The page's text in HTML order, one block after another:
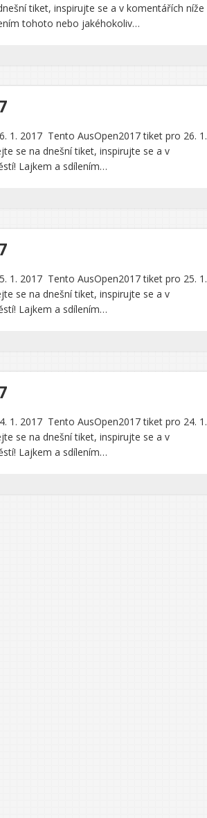
tiket, inspirujte se a v komentářích níže
tohoto nebo jakéhokoliv…
1. 2017 Tento AusOpen2017 tiket pro 26. 1.
se na dnešní tiket, inspirujte se a v
Lajkem a sdílením…
1. 2017 Tento AusOpen2017 tiket pro 25. 1.
se na dnešní tiket, inspirujte se a v
Lajkem a sdílením…
1. 2017 Tento AusOpen2017 tiket pro 24. 1.
se na dnešní tiket, inspirujte se a v
Lajkem a sdílením…